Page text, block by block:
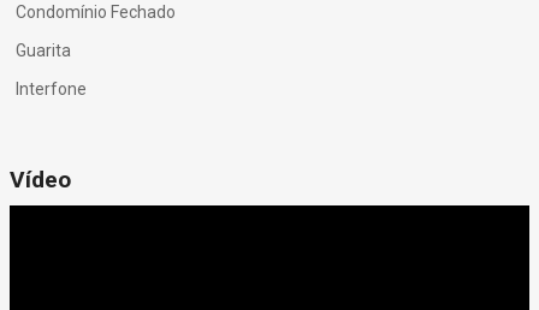
Condomínio Fechado
Guarita
Interfone
Vídeo